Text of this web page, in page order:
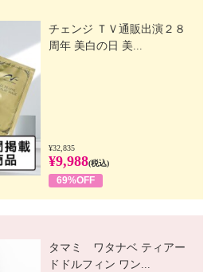
チェンジ ＴＶ通販出演２８
周年 美白の日 美...
¥32,835
¥9,988(税込)
69%OFF
タマミ ワタナベ ティアー
ドドルフィン ワン...